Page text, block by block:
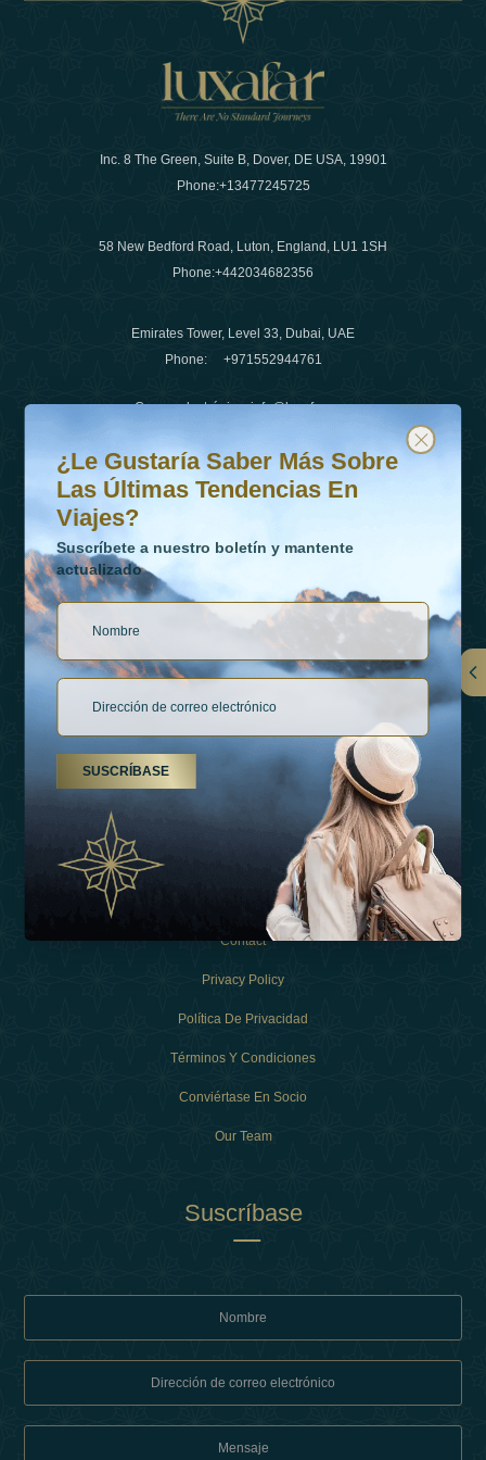
Inc. 8 The Green, Suite B, Dover, DE USA, 19901
Phone:+13477245725
58 New Bedford Road, Luton, England, LU1 1SH
Phone:+442034682356
Emirates Tower, Level 33, Dubai, UAE
Phone: +971552944761
Correo electrónico:info@luxafar.com
Número de WhatsApp
+442034682356
+971552944761
Vínculos
Tipos De Vacaciones
Contact
Privacy Policy
Política De Privacidad
Términos Y Condiciones
Conviértase En Socio
Our Team
Suscríbase
¿Le gustaría saber más sobre las últimas tendencias en
Suscríbete a nuestro boletín y mantente actualizado
¿Le Gustaría Saber Más Sobre
Las Últimas Tendencias En
Viajes?
Suscríbete a nuestro boletín y mantente
actualizado
SUSCRÍBASE